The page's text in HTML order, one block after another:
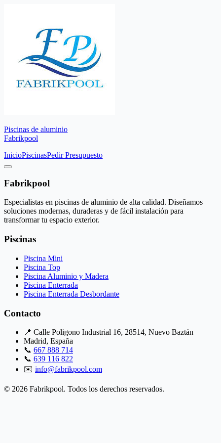
Piscinas de aluminio
Fabrikpool
InicioPiscinasPedir Presupuesto
Fabrikpool
Especialistas en piscinas de aluminio de alta calidad. Diseñamos
soluciones modernas, duraderas y de fácil instalación para
transformar tu espacio exterior.
Piscinas
Piscina Mini
Piscina Top
Piscina Aluminio y Madera
Piscina Enterrada
Piscina Enterrada Desbordante
Contacto
📍 Calle Poligono Industrial 16, 28514, Nuevo Baztán
Madrid, España
📞 667 888 714
📞 639 116 822
✉️ info@fabrikpool.com
© 2026 Fabrikpool. Todos los derechos reservados.